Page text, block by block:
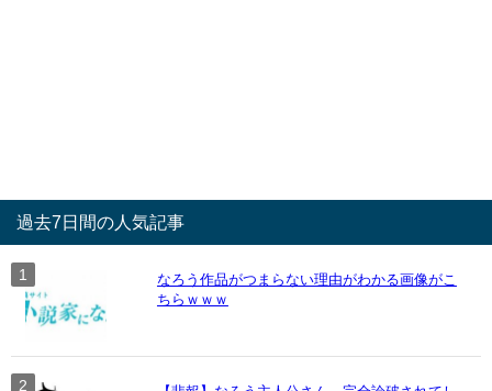
過去7日間の人気記事
なろう作品がつまらない理由がわかる画像がこ
ちらｗｗｗ